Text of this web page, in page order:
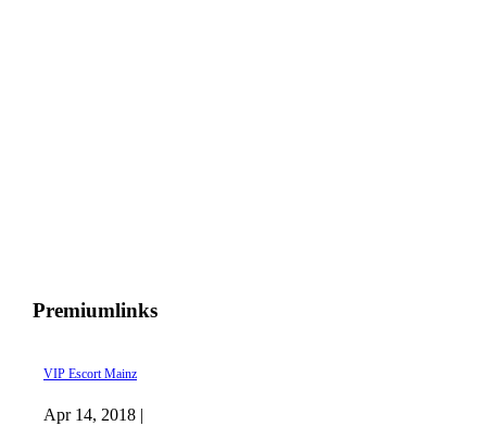
Premiumlinks
VIP Escort Mainz
Apr 14, 2018 |